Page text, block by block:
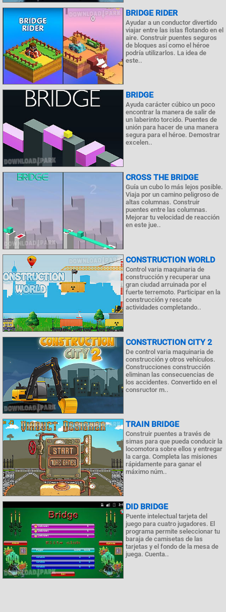
BRIDGE RIDER
Ayudar a un conductor divertido
viajar entre las islas flotando en el
aire. Construir puentes seguros
de bloques así como el héroe
podría utilizarlos. La idea de
este..
BRIDGE
Ayuda carácter cúbico un poco
encontrar la manera de salir de
un laberinto torcido. Puentes de
unión para hacer de una manera
segura para el héroe. Demostrar
excelen..
CROSS THE BRIDGE
Guía un cubo lo más lejos posible.
Viaja por un camino peligroso de
altas columnas. Construir
puentes entre las columnas.
Mejorar tu velocidad de reacción
en este jue..
CONSTRUCTION WORLD
Control varia maquinaria de
construcción y recuperar una
gran ciudad arruinada por el
fuerte terremoto. Participar en la
construcción y rescate
actividades completando..
CONSTRUCTION CITY 2
De control varia maquinaria de
construcción y otros vehículos.
Construcciones construcción
eliminan las consecuencias de
los accidentes. Convertido en el
consructor m..
TRAIN BRIDGE
Construir puentes a través de
simas para que pueda conducir la
locomotora sobre ellos y entregar
la carga. Completa las misiones
rápidamente para ganar el
máximo núm..
DID BRIDGE
Puente intelectual tarjeta del
juego para cuatro jugadores. El
programa permite seleccionar tu
baraja de camisetas de las
tarjetas y el fondo de la mesa de
juega. Cuenta..